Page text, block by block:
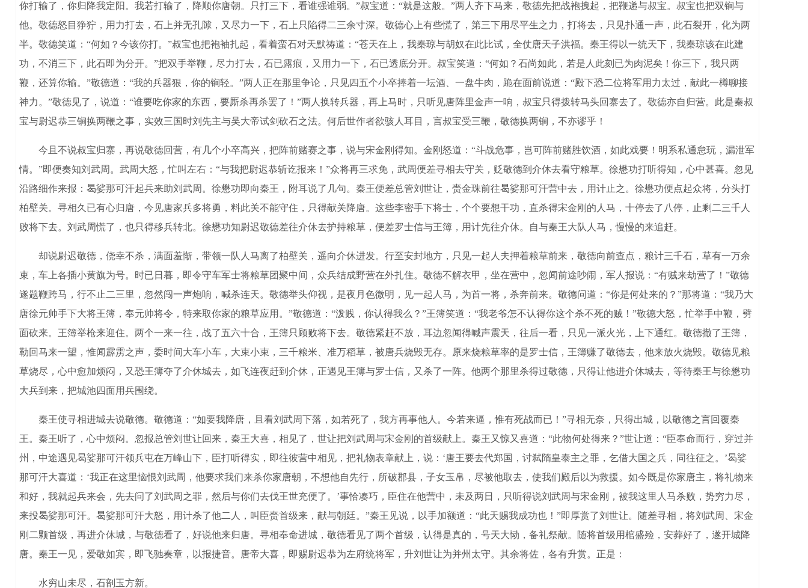
你打输了，你归降我定阳。我若打输了，降顺你唐朝。只打三下，看谁强谁弱。”叔宝道：“就是这般。”两人齐下马来，敬德先把战袍拽起，把鞭递与叔宝。叔宝也把双锏与
他。敬德怒目狰狞，用力打去，石上并无孔隙，又尽力一下，石上只陷得二三余寸深。敬德心上有些慌了，第三下用尽平生之力，打将去，只见扑通一声，此石裂开，化为两
半。敬德笑道：“何如？今该你打。”叔宝也把袍袖扎起，看着蛮石对天默祷道：“苍天在上，我秦琼与胡奴在此比试，全仗唐天子洪福。秦王得以一统天下，我秦琼该在此建
功，不消三下，此石即为分开。”把双手举鞭，尽力打去，石已露痕，又用力一下，石已透底分开。叔宝笑道：“何如？石尚如此，若是人此刻已为肉泥矣！你三下，我只两
鞭，还算你输。”敬德道：“我的兵器狠，你的锏轻。”两人正在那里争论，只见四五个小卒捧着一坛酒、一盘牛肉，跪在面前说道：“殿下恐二位将军用力太过，献此一樽聊接
神力。”敬德见了，说道：“谁要吃你家的东西，要厮杀再杀罢了！”两人换转兵器，再上马时，只听见唐阵里金声一响，叔宝只得拨转马头回寨去了。敬德亦自归营。此是秦叔
宝与尉迟恭三锏换两鞭之事，实效三国时刘先主与吴大帝试剑砍石之法。何后世作者欲骇人耳目，言叔宝受三鞭，敬德换两锏，不亦谬乎！
今且不说叔宝归寨，再说敬德回营，有几个小卒高兴，把阵前赌赛之事，说与宋金刚得知。金刚怒道：“斗战危事，岂可阵前赌胜饮酒，如此戏要！明系私通怠玩，漏泄军
情。”即便奏知刘武周。武周大怒，忙叫左右：“与我把尉迟恭斩讫报来！”众将再三求免，武周便差寻相去守关，贬敬德到介休去看守粮草。徐懋功打听得知，心中甚喜。忽见
沿路细作来报：曷娑那可汗起兵来助刘武周。徐懋功即向秦王，附耳说了几句。秦王便差总管刘世让，赍金珠前往曷娑那可汗营中去，用计止之。徐懋功便点起众将，分头打
柏壁关。寻相久已有心归唐，今见唐家兵多将勇，料此关不能守住，只得献关降唐。这些李密手下将士，个个要想干功，直杀得宋金刚的人马，十停去了八停，止剩二三千人
败将下去。刘武周慌了，也只得移兵转北。徐懋功知尉迟敬德差往介休去护持粮草，便差罗士信与王簿，用计先往介休。自与秦王大队人马，慢慢的来追赶。
却说尉迟敬德，侥幸不杀，满面羞惭，带领一队人马离了柏壁关，遥向介休进发。行至安封地方，只见一起人夫押着粮草前来，敬德向前查点，粮计三千石，草有一万余
束，车上各插小黄旗为号。时已日暮，即令守车军士将粮草团聚中间，众兵结成野营在外扎住。敬德不解衣甲，坐在营中，忽闻前途吵闹，军人报说：“有贼来劫营了！”敬德
遂题鞭跨马，行不止二三里，忽然闯一声炮响，喊杀连天。敬德举头仰视，是夜月色微明，见一起人马，为首一将，杀奔前来。敬德问道：“你是何处来的？”那将道：“我乃大
唐徐元帅手下大将王簿，奉元帅将令，特来取你家的粮草应用。”敬德道：“泼贱，你认得我么？”王簿笑道：“我老爷怎不认得你这个杀不死的贼！”敬德大怒，忙举手中鞭，劈
面砍来。王簿举枪来迎住。两个一来一往，战了五六十合，王簿只顾败将下去。敬德紧赶不放，耳边忽闻得喊声震天，往后一看，只见一派火光，上下通红。敬德撤了王簿，
勒回马来一望，惟闻霹雳之声，委时间大车小车，大束小束，三千粮米、准万稻草，被唐兵烧毁无存。原来烧粮草率的是罗士信，王簿赚了敬德去，他来放火烧毁。敬德见粮
草烧尽，心中愈加烦闷，又恐王簿夺了介休城去，如飞连夜赶到介休，正遇见王簿与罗士信，又杀了一阵。他两个那里杀得过敬德，只得让他进介休城去，等待秦王与徐懋功
大兵到来，把城池四面用兵围绕。
秦王使寻相进城去说敬德。敬德道：“如要我降唐，且看刘武周下落，如若死了，我方再事他人。今若来逼，惟有死战而已！”寻相无奈，只得出城，以敬德之言回覆秦
王。秦王听了，心中烦闷。忽报总管刘世让回来，秦王大喜，相见了，世让把刘武周与宋金刚的首级献上。秦王又惊又喜道：“此物何处得来？”世让道：“臣奉命而行，穿过并
州，中途遇见曷娑那可汗领兵屯在万峰山下，臣打听得实，即往彼营中相见，把礼物表章献上，说：‘唐王要去代郑国，讨弑隋皇泰主之罪，乞借大国之兵，同往征之。’曷娑
那可汗大喜道：‘我正在这里恼恨刘武周，他要求我们来杀你家唐朝，不想他自先行，所破郡县，子女玉帛，尽被他取去，使我们殿后以为救援。如今既是你家唐主，将礼物来
和好，我就起兵来会，先去问了刘武周之罪，然后与你们去伐王世充便了。’事恰凑巧，臣住在他营中，未及两日，只听得说刘武周与宋金刚，被我这里人马杀败，势穷力尽，
来投曷娑那可汗。曷娑那可汗大怒，用计杀了他二人，叫臣赍首级来，献与朝廷。”秦王见说，以手加额道：“此天赐我成功也！”即厚赏了刘世让。随差寻相，将刘武周、宋金
刚二颗首级，再进介休城，与敬德看了，好说他来归唐。寻相奉命进城，敬德看见了两个首级，认得是真的，号天大恸，备礼祭献。随将首级用棺盛殓，安葬好了，遂开城降
唐。秦王一见，爱敬如宾，即飞驰奏章，以报捷音。唐帝大喜，即赐尉迟恭为左府统将军，升刘世让为并州太守。其余将佐，各有升赏。正是：
水穷山未尽，石剖玉方新。